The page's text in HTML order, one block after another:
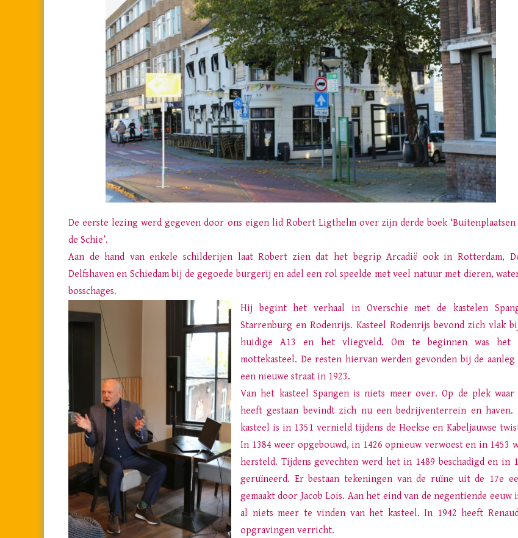
De eerste lezing werd gegeven door ons eigen lid Robert Ligthelm over zijn derde boek ‘Buitenplaatsen
de Schie’.
Aan de hand van enkele schilderijen laat Robert zien dat het begrip Arcadië ook in Rotterdam,
Delfshaven en Schiedam bij de gegoede burgerij en adel een rol speelde met veel natuur met dieren,
bosschages.
Hij begint het verhaal in Overschie met de kastelen
Starrenburg en Rodenrijs. Kasteel Rodenrijs bevond zich vlak
huidige A13 en het vliegveld. Om te beginnen was het
mottekasteel. De resten hiervan werden gevonden bij de aanleg
een nieuwe straat in 1923.
Van het kasteel Spangen is niets meer over. Op de plek
heeft gestaan bevindt zich nu een bedrijventerrein en haven.
kasteel is in 1351 vernield tijdens de Hoekse en Kabeljauwse
In 1384 weer opgebouwd, in 1426 opnieuw verwoest en in 1453
hersteld. Tijdens gevechten werd het in 1489 beschadigd en in
geruïneerd. Er bestaan tekeningen van de ruïne uit de 17e
gemaakt door Jacob Lois. Aan het eind van de negentiende eeuw
al niets meer te vinden van het kasteel. In 1942 heeft
opgravingen verricht.